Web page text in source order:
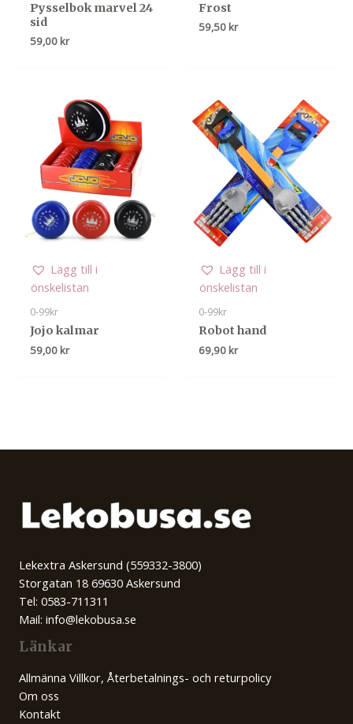
Pysselbok marvel 24
sid
59,00 kr
Frost
59,50 kr
Lägg till i
önskelistan
0-99kr
Jojo kalmar
59,00 kr
Lägg till i
önskelistan
0-99kr
Robot hand
69,90 kr
Lekextra Askersund (559332-3800)
Storgatan 18 69630 Askersund
Tel: 0583-711311
Mail: info@lekobusa.se
Länkar
Allmänna Villkor, Återbetalnings- och returpolicy
Om oss
Kontakt